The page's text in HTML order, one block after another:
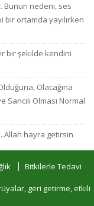
Bunun nedeni, ses
bir ortamda yayılırken
bir şekilde kendini
Olacağına
Olması Normal
hayra getirsin
Bitkilerle Tedavi
geri getirme, etkili